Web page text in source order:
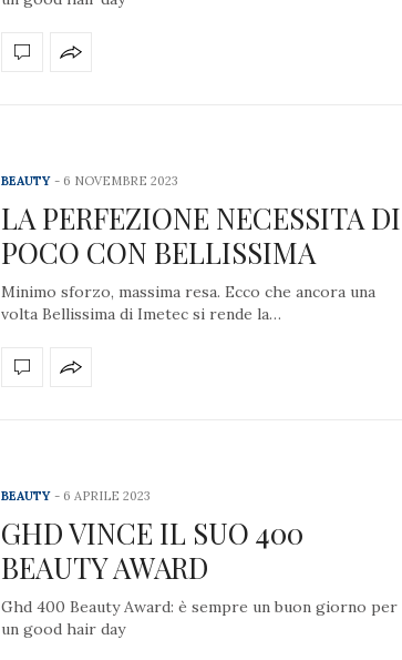
BEAUTY 6 NOVEMBRE 2023
LA PERFEZIONE NECESSITA DI
POCO CON BELLISSIMA
Minimo sforzo, massima resa. Ecco che ancora una
volta Bellissima di Imetec si rende la…
BEAUTY 6 APRILE 2023
GHD VINCE IL SUO 400
BEAUTY AWARD
Ghd 400 Beauty Award: è sempre un buon giorno per
un good hair day